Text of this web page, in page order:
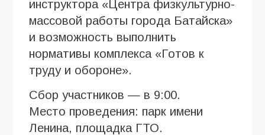
инструктора «Центра физкультурно-
массовой работы города Батайска»
и возможность выполнить
нормативы комплекса «Готов к
труду и обороне».
Сбор участников — в 9:00.
Место проведения: парк имени
Ленина, площадка ГТО.